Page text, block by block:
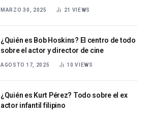
MARZO 30, 2025 21 VIEWS
¿Quién es Bob Hoskins? El centro de todo
sobre el actor y director de cine
AGOSTO 17, 2025 10VIEWS
¿Quién es Kurt Pérez? Todo sobre el ex
actor infantil filipino